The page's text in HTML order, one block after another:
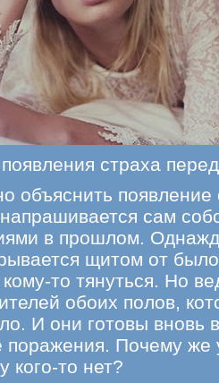
страха
объяснить
сам
в прошлом.
щитом от
то тянуться. Но
обоих полов,
И они готовы вновь
Почему же
кого-то нет?